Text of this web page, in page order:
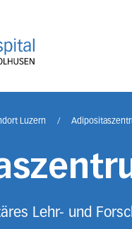
Luzern /
Lehr- und